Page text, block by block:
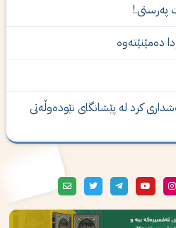
كرد لە پێشانگای نێودەوڵەتی